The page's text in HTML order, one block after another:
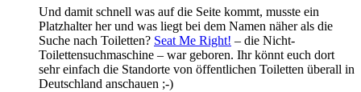
Und damit schnell was auf die Seite kommt, musste ein
Platzhalter her und was liegt bei dem Namen näher als die
Suche nach Toiletten? Seat Me Right! – die Nicht-
Toilettensuchmaschine – war geboren. Ihr könnt euch dort
sehr einfach die Standorte von öffentlichen Toiletten überall in
Deutschland anschauen ;-)